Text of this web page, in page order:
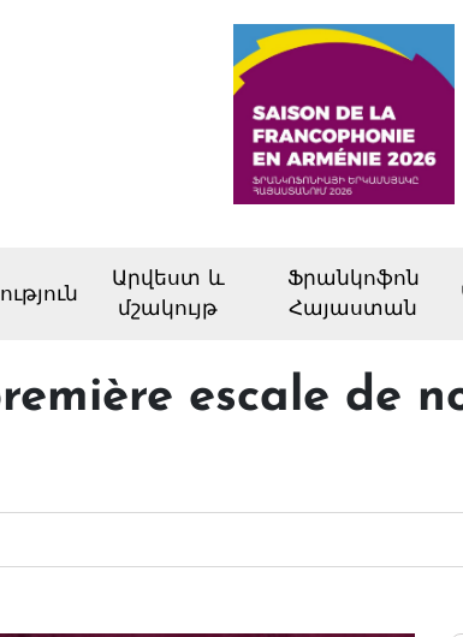
Արվեստ և
մշակույթ
Ֆրանկոֆոն
Հայաստան
escale de